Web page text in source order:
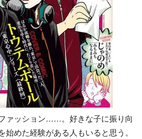
ァッション……。好きな子に振り向
始めた経験がある人もいると思う。